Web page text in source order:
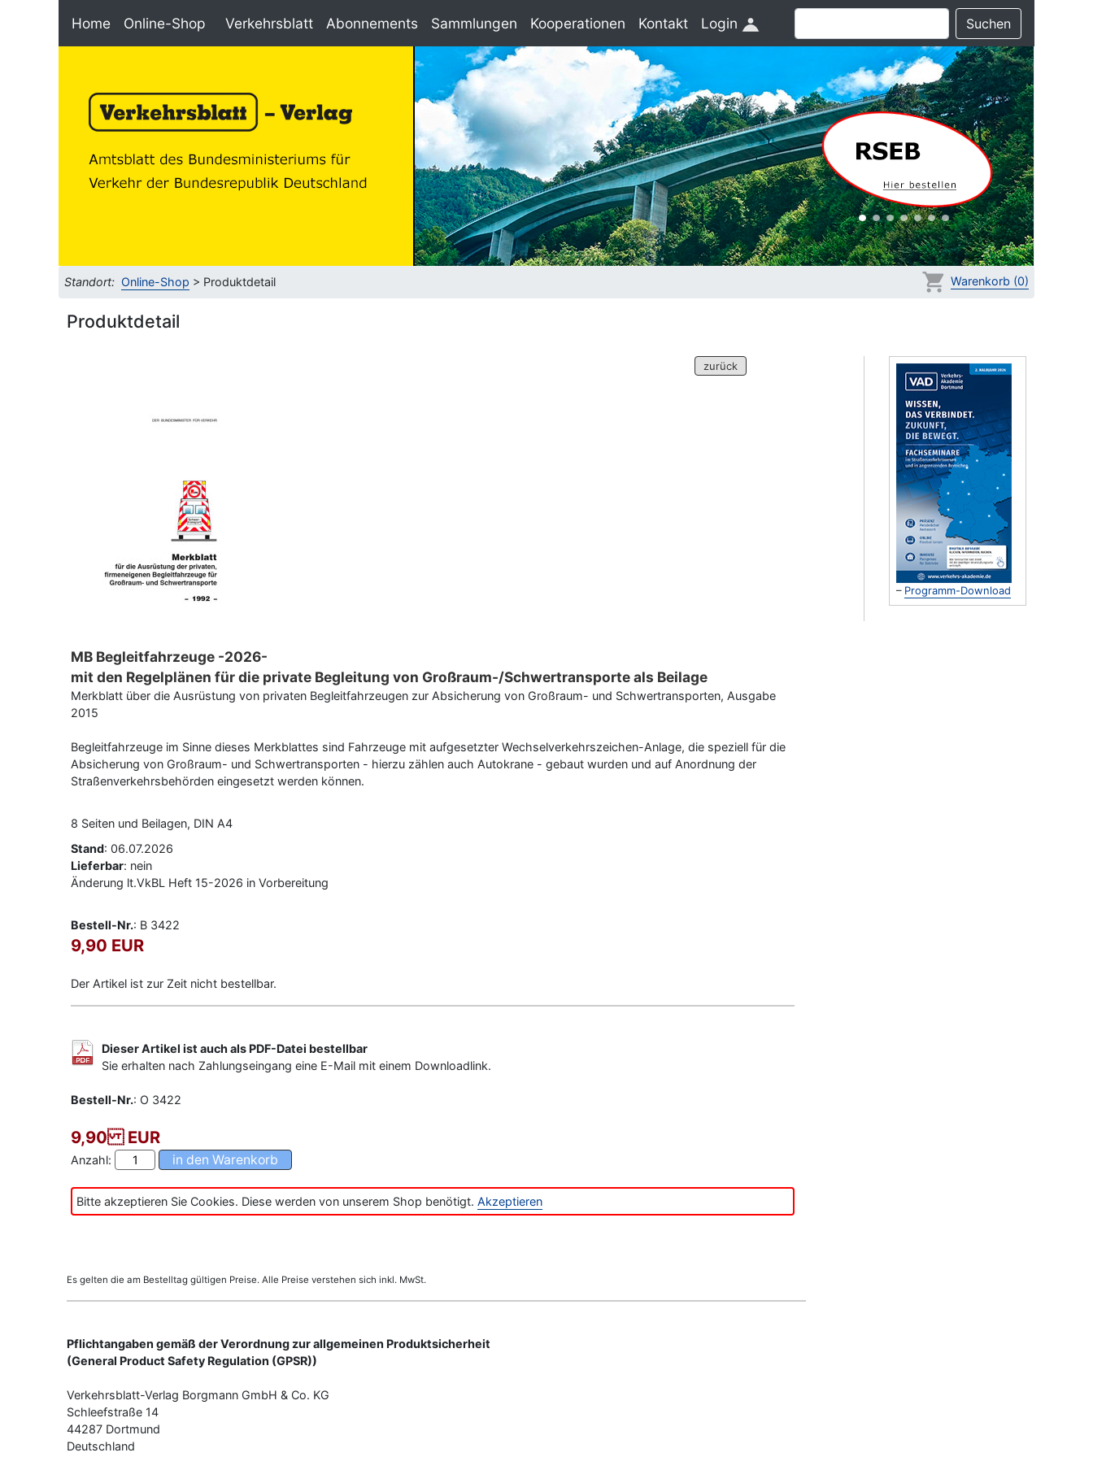
Home Online-Shop Verkehrsblatt Abonnements Sammlungen Kooperationen Kontakt Login Suchen
Standort: Online-Shop > Produktdetail Warenkorb (0)
Produktdetail
– Programm-Download
zurück
MB Begleitfahrzeuge -2026-
mit den Regelplänen für die private Begleitung von Großraum-/Schwertransporte als Beilage
Merkblatt über die Ausrüstung von privaten Begleitfahrzeugen zur Absicherung von Großraum- und Schwertransporten, Ausgabe
2015
Begleitfahrzeuge im Sinne dieses Merkblattes sind Fahrzeuge mit aufgesetzter Wechselverkehrszeichen-Anlage, die speziell für die
Absicherung von Großraum- und Schwertransporten - hierzu zählen auch Autokrane - gebaut wurden und auf Anordnung der
Straßenverkehrsbehörden eingesetzt werden können.
8 Seiten und Beilagen, DIN A4
Stand: 06.07.2026
Lieferbar: nein
Änderung lt.VkBL Heft 15-2026 in Vorbereitung
Bestell-Nr.: B 3422
9,90 EUR
Der Artikel ist zur Zeit nicht bestellbar.
Dieser Artikel ist auch als PDF-Datei bestellbar
Sie erhalten nach Zahlungseingang eine E-Mail mit einem Downloadlink.
Bestell-Nr.: O 3422
9,90 EUR
Anzahl:
Bitte akzeptieren Sie Cookies. Diese werden von unserem Shop benötigt. Akzeptieren
Es gelten die am Bestelltag gültigen Preise. Alle Preise verstehen sich inkl. MwSt.
Pflichtangaben gemäß der Verordnung zur allgemeinen Produktsicherheit
(General Product Safety Regulation (GPSR))
Verkehrsblatt-Verlag Borgmann GmbH & Co. KG
Schleefstraße 14
44287 Dortmund
Deutschland